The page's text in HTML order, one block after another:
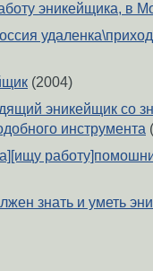
эникейщика, в
(2004)
эникейщик со
инструмента
знать и уметь